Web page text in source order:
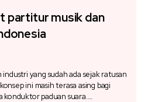
partitur musik dan
yang sudah ada sejak ratusan
ini masih terasa asing bagi
konduktor paduan suara.…